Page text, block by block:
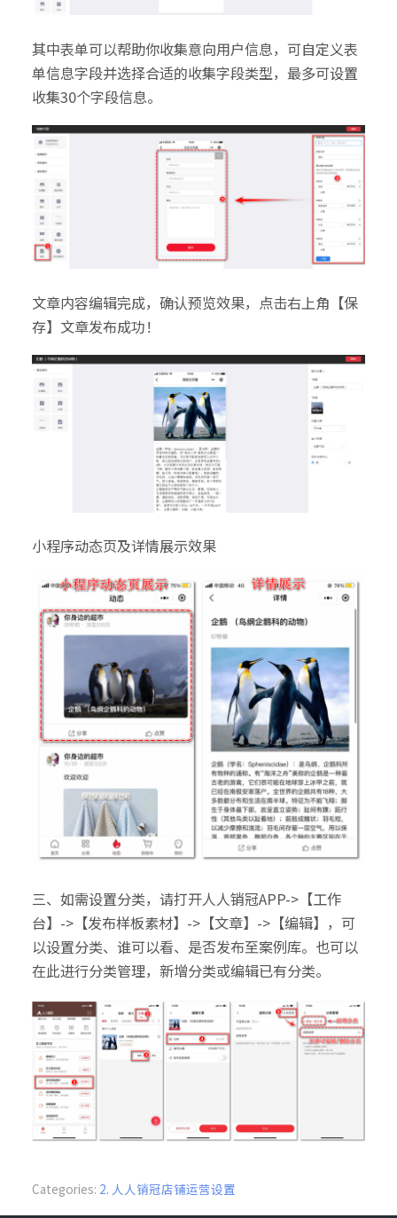
其中表单可以帮助你收集意向用户信息，可自定义表
单信息字段并选择合适的收集字段类型，最多可设置
收集30个字段信息。
文章内容编辑完成，确认预览效果，点击右上角【保
存】文章发布成功！
小程序动态页及详情展示效果
三、如需设置分类，请打开人人销冠APP->【工作
台】->【发布样板素材】->【文章】->【编辑】，可
以设置分类、谁可以看、是否发布至案例库。也可以
在此进行分类管理，新增分类或编辑已有分类。
Categories: 2. 人人销冠店铺运营设置